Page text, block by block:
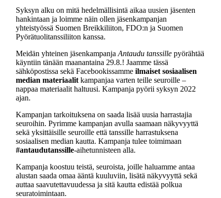
Syksyn alku on mitä hedelmällisintä aikaa uusien jäsenten
hankintaan ja loimme näin ollen jäsenkampanjan
yhteistyössä Suomen Breikkiliiton, FDO:n ja Suomen
Pyörätuolitanssiliiton kanssa.
Meidän yhteinen jäsenkampanja Antaudu tanssille pyörähtää
käyntiin tänään maanantaina 29.8.! Jaamme tässä
sähköpostissa sekä Facebookissamme ilmaiset sosiaalisen
median materiaalit kampanjaa varten teille seuroille –
nappaa materiaalit haltuusi. Kampanja pyörii syksyn 2022
ajan.
Kampanjan tarkoituksena on saada lisää uusia harrastajia
seuroihin. Pyrimme kampanjan avulla saamaan näkyvyyttä
sekä yksittäisille seuroille että tanssille harrastuksena
sosiaalisen median kautta. Kampanja tulee toimimaan
#antaudutanssille-aihetunnisteen alla.
Kampanja koostuu teistä, seuroista, joille haluamme antaa
alustan saada omaa ääntä kuuluviin, lisätä näkyvyyttä sekä
auttaa saavutettavuudessa ja sitä kautta edistää polkua
seuratoimintaan.